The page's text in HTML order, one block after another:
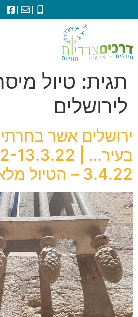
תגית: טיול
לירושלים
ירושלים אשר בחרתי
3.4.22 – הטיול מלא)